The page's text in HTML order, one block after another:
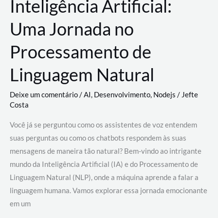
Inteligência Artificial:
Uma Jornada no
Processamento de
Linguagem Natural
Deixe um comentário/AI, Desenvolvimento, Nodejs / Jefte
Costa
Você já se perguntou como os assistentes de voz entendem
suas perguntas ou como os chatbots respondem às suas
mensagens de maneira tão natural? Bem-vindo ao intrigante
mundo da Inteligência Artificial (IA) e do Processamento de
Linguagem Natural (NLP), onde a máquina aprende a falar a
linguagem humana. Vamos explorar essa jornada emocionante
em um